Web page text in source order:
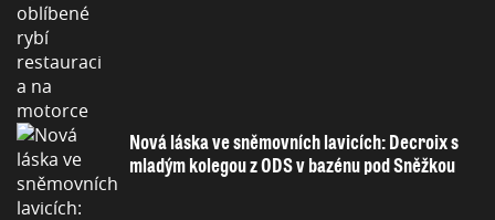
Nová láska ve sněmovních lavicích: Decroix s
mladým kolegou z ODS v bazénu pod Sněžkou